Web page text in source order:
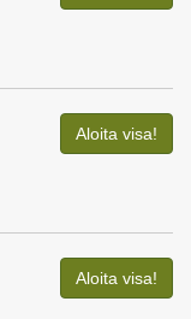
Aloita visa!
Aloita visa!